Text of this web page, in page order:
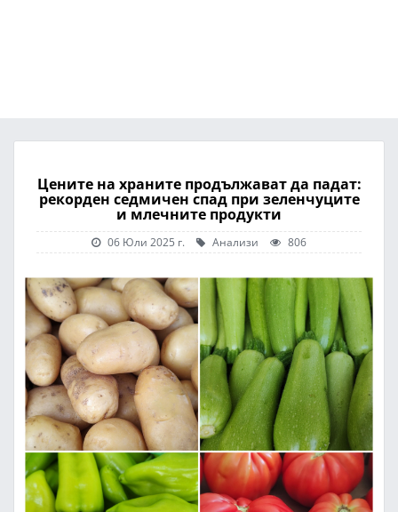
Цените на храните продължават да падат:
рекорден седмичен спад при зеленчуците
и млечните продукти
06 Юли 2025 г. Анализи 806